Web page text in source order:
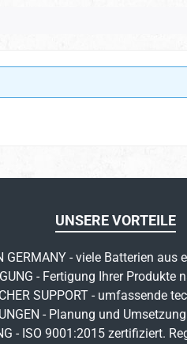
UNSERE VORTEILE
GERMANY - viele Batterien aus
- Fertigung Ihrer Produkte
SUPPORT - umfassende
- Planung und
- ISO 9001:2015 zertifiziert.